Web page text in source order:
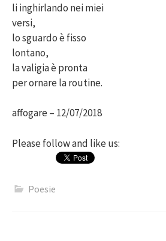
li inghirlando nei miei
versi,
lo sguardo è fisso
lontano,
la valigia è pronta
per ornare la routine.
affogare – 12/07/2018
Please follow and like us:
Poesie